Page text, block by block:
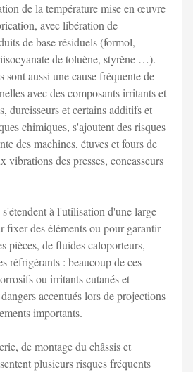
de la température mise en œuvre
avec libération de
de base résiduels (formol,
de toluène, styrène …).
sont aussi une cause fréquente de
avec des composants irritants et
durcisseurs et certains additifs et
chimiques, s'ajoutent des risques
des machines, étuves et fours de
vibrations des presses, concasseurs
s'étendent à l'utilisation d'une large
fixer des éléments ou pour garantir
pièces, de fluides caloporteurs,
réfrigérants : beaucoup de ces
ou irritants cutanés et
accentués lors de projections
importants.
de montage du châssis et
plusieurs risques fréquents